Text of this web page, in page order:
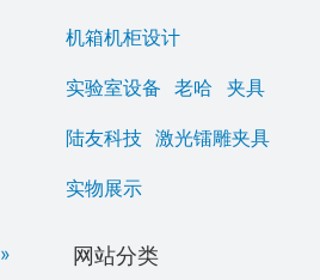
机箱机柜设计
实验室设备 老哈 夹具
陆友科技 激光镭雕夹具
实物展示
» 网站分类